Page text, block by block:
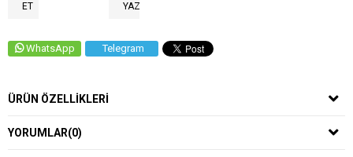
ET YAZ
WhatsApp Telegram
ÜRÜN ÖZELLIKLERI
YORUMLAR(0)